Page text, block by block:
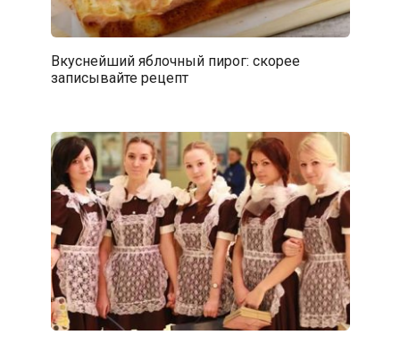
Вкуснейший яблочный пирог: скорее
записывайте рецепт